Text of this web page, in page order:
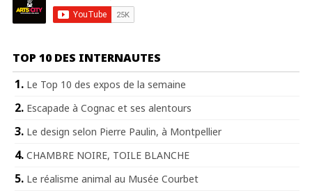
TOP 10 DES INTERNAUTES
Le Top 10 des expos de la semaine
Escapade à Cognac et ses alentours
Le design selon Pierre Paulin, à Montpellier
CHAMBRE NOIRE, TOILE BLANCHE
Le réalisme animal au Musée Courbet